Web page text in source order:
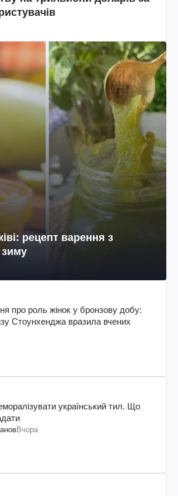
рецепт варення з
зиму
про роль жінок у бронзову добу:
Стоунхенджа вразила вчених
український тил. Що
Вчора